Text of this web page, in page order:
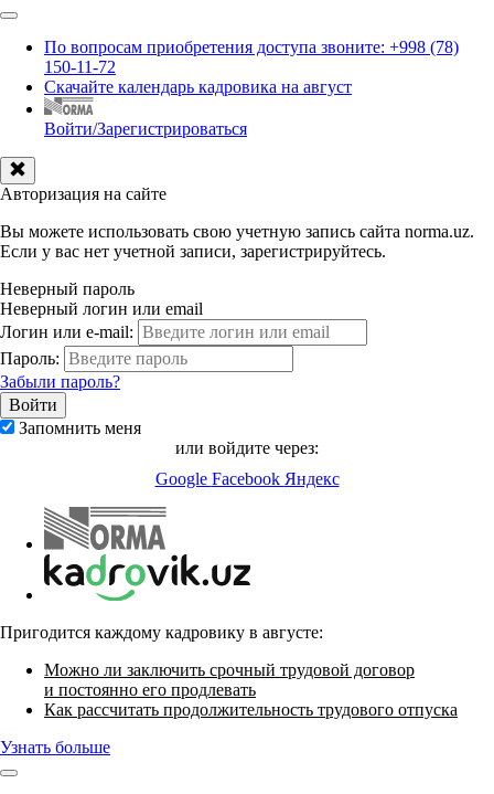
По вопросам приобретения доступа звоните: +998 (78)
150-11-72
Скачайте календарь кадровика на август
Войти/Зарегистрироваться
Авторизация на сайте
Вы можете использовать свою учетную запись сайта norma.uz.
Если у вас нет учетной записи, зарегистрируйтесь.
Неверный пароль
Неверный логин или email
Логин или e-mail:
Пароль:
Забыли пароль?
Запомнить меня
или войдите через:
Google Facebook Яндекс
Пригодится каждому кадровику в августе:
Можно ли заключить срочный трудовой договор
и постоянно его продлевать
Как рассчитать продолжительность трудового отпуска
Узнать больше